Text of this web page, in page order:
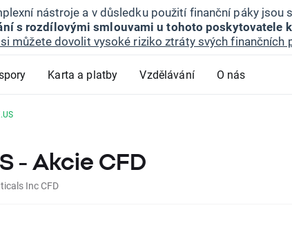
nástroje a v důsledku použití finanční páky
s rozdílovými smlouvami u tohoto poskytovatele
můžete dovolit vysoké riziko ztráty svých finančních
Karta a platby Vzdělávání O nás
- Akcie CFD
Inc CFD